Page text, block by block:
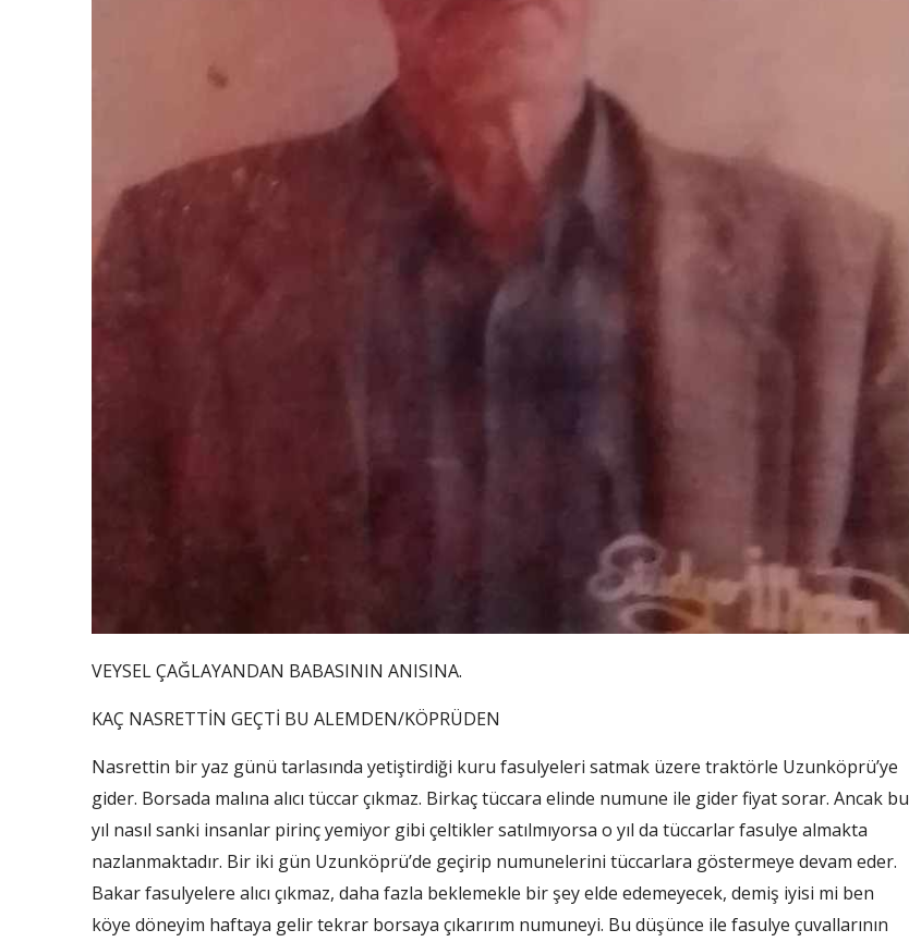
VEYSEL ÇAĞLAYANDAN BABASININ ANISINA.
KAÇ NASRETTİN GEÇTİ BU ALEMDEN/KÖPRÜDEN
Nasrettin bir yaz günü tarlasında yetiştirdiği kuru fasulyeleri satmak üzere traktörle Uzunköprü’ye
gider. Borsada malına alıcı tüccar çıkmaz. Birkaç tüccara elinde numune ile gider fiyat sorar. Ancak bu
yıl nasıl sanki insanlar pirinç yemiyor gibi çeltikler satılmıyorsa o yıl da tüccarlar fasulye almakta
nazlanmaktadır. Bir iki gün Uzunköprü’de geçirip numunelerini tüccarlara göstermeye devam eder.
Bakar fasulyelere alıcı çıkmaz, daha fazla beklemekle bir şey elde edemeyecek, demiş iyisi mi ben
köye döneyim haftaya gelir tekrar borsaya çıkarırım numuneyi. Bu düşünce ile fasulye çuvallarının